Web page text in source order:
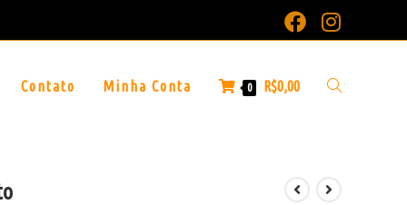
Contato Minha Conta 0 R$0,00